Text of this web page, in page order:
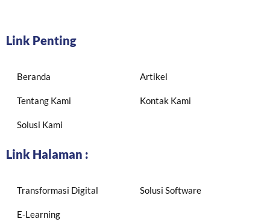
Link Penting
Beranda
Tentang Kami
Solusi Kami
Artikel
Kontak Kami
Link Halaman :
Transformasi Digital
E-Learning
Solusi Software